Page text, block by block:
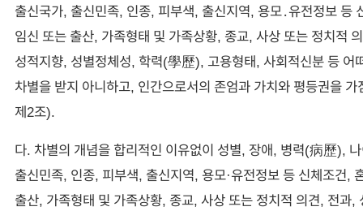
출신국가, 출신민족, 인종, 피부색, 출신지역, 용모․유전정보 등
임신 또는 출산, 가족형태 및 가족상황, 종교, 사상 또는 정치적
성적지향, 성별정체성, 학력(學歷), 고용형태, 사회적신분 등 어
차별을 받지 아니하고, 인간으로서의 존엄과 가치와 평등권을
제2조).
다. 차별의 개념을 합리적인 이유없이 성별, 장애, 병력(病歷),
출신민족, 인종, 피부색, 출신지역, 용모·유전정보 등 신체조건,
출산, 가족형태 및 가족상황, 종교, 사상 또는 정치적 의견, 전과,